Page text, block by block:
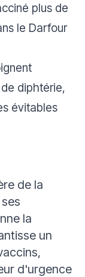
plus de
le Darfour
diphtérie,
évitables
de la
la
un
,
d'urgence